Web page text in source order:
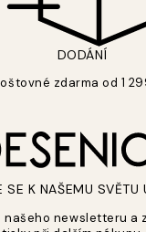
DODÁNÍ
zdarma od 1
SE K NAŠEMU SVĚTU
newsletteru a